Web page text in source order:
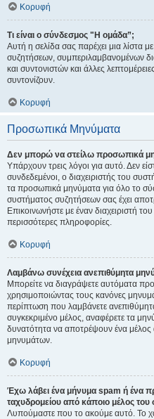
Κορυφή
Τι είναι ο σύνδεσμος "Η ομάδα”;
Αυτή η σελίδα σας παρέχει μια λίστα
συζητήσεων, συμπεριλαμβανομένων
και συντονιστών και άλλες
συντονίζουν.
Κορυφή
Προσωπικά Μηνύματα
Δεν μπορώ να στείλω προσωπικά
Υπάρχουν τρεις λόγοι για αυτό. Δεν
συνδεδεμένοι, ο διαχειριστής του
τα προσωπικά μηνύματα για όλο το
συστήματος συζητήσεων σας έχει
Επικοινωνήστε με έναν διαχειριστή
περισσότερες πληροφορίες.
Κορυφή
Λαμβάνω συνέχεια ανεπιθύμητα
Μπορείτε να διαγράψετε αυτόματα
χρησιμοποιώντας τους κανόνες
περίπτωση που λαμβάνετε
συγκεκριμένο μέλος, αναφέρετε τα
δυνατότητα να αποτρέψουν ένα
μηνυμάτων.
Κορυφή
Έχω λάβει ένα μήνυμα spam ή ένα
ταχυδρομείου από κάποιο μέλος
Λυπούμαστε που το ακούμε αυτό. Το